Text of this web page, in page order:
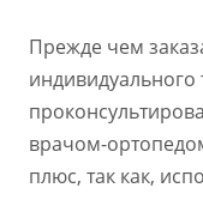
Прежде чем
врачом-
плюс, так как,